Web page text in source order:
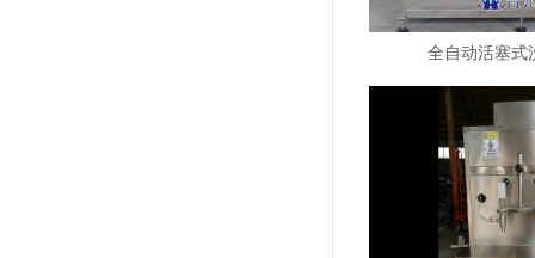
全自动活塞式